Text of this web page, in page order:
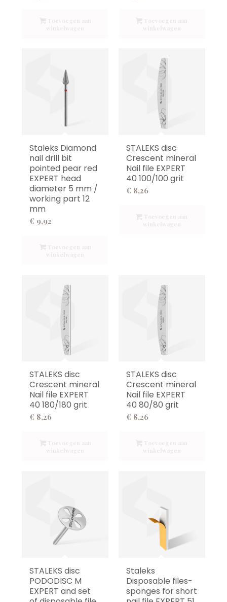
Staleks Diamond
nail drill bit
pointed pear red
EXPERT head
diameter 5 mm /
working part 12
mm
€ 9,92
STALEKS disc
Crescent mineral
Nail file EXPERT
40 100/100 grit
€ 8,26
STALEKS disc
Crescent mineral
Nail file EXPERT
40 180/180 grit
€ 8,26
STALEKS disc
Crescent mineral
Nail file EXPERT
40 80/80 grit
€ 8,26
STALEKS disc
PODODISC M
EXPERT and set
Staleks
Disposable files-
sponges for short